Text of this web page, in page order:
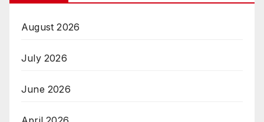
August 2026
July 2026
June 2026